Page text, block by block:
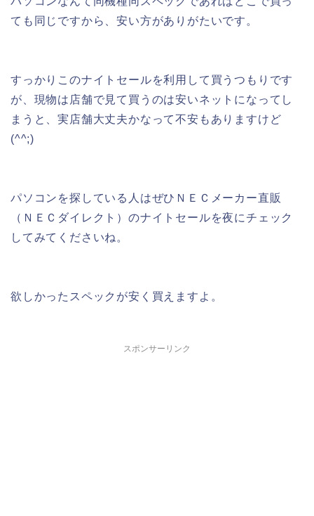
ても同じですから、安い方がありがたいです。
すっかりこのナイトセールを利用して買うつもりです
が、現物は店舗で見て買うのは安いネットになってし
まうと、実店舗大丈夫かなって不安もありますけど
(^^;)
パソコンを探している人はぜひＮＥＣメーカー直販
（ＮＥＣダイレクト）のナイトセールを夜にチェック
してみてくださいね。
欲しかったスペックが安く買えますよ。
スポンサーリンク